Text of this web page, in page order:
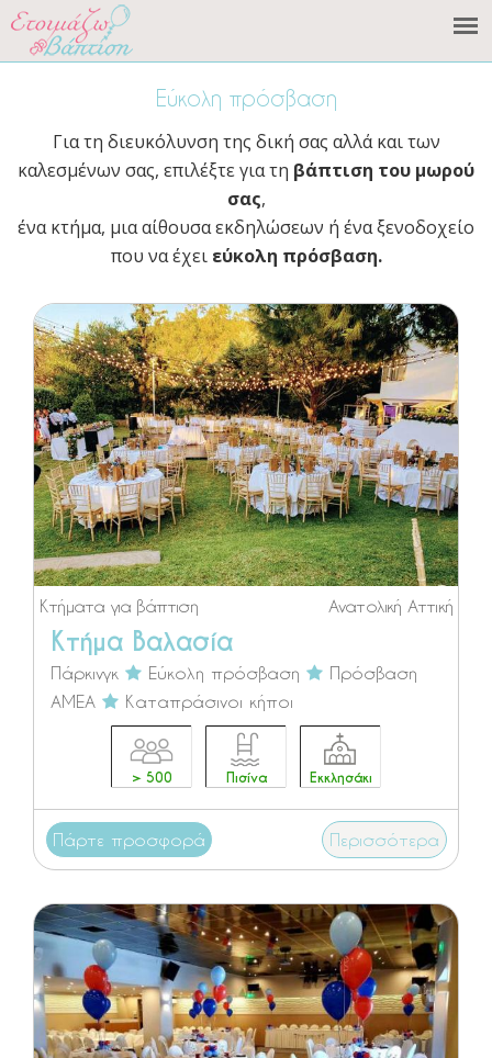
Εύκολη πρόσβαση
Για τη διευκόλυνση της δική σας αλλά και των
καλεσμένων σας, επιλέξτε για τη βάπτιση του μωρού
σας,
ένα κτήμα, μια αίθουσα εκδηλώσεων ή ένα ξενοδοχείο
που να έχει εύκολη πρόσβαση.
Ανατολική Αττική
Κτήματα για βάπτιση
Κτήμα Βαλασία
Πάρκινγκ Εύκολη πρόσβαση
Πρόσβαση
ΑΜΕΑ
Καταπράσινοι κήποι
> 500 Πισίνα Εκκλησάκι
Πάρτε προσφορά Περισσότερα